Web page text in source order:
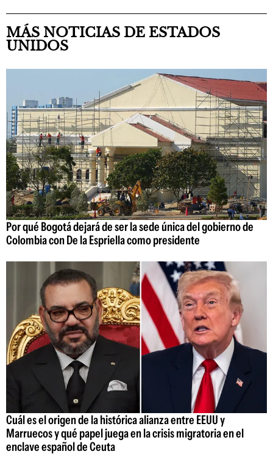
MÁS NOTICIAS DE ESTADOS
UNIDOS
Por qué Bogotá dejará de ser la sede única del gobierno de
Colombia con De la Espriella como presidente
Cuál es el origen de la histórica alianza entre EEUU y
Marruecos y qué papel juega en la crisis migratoria en el
enclave español de Ceuta